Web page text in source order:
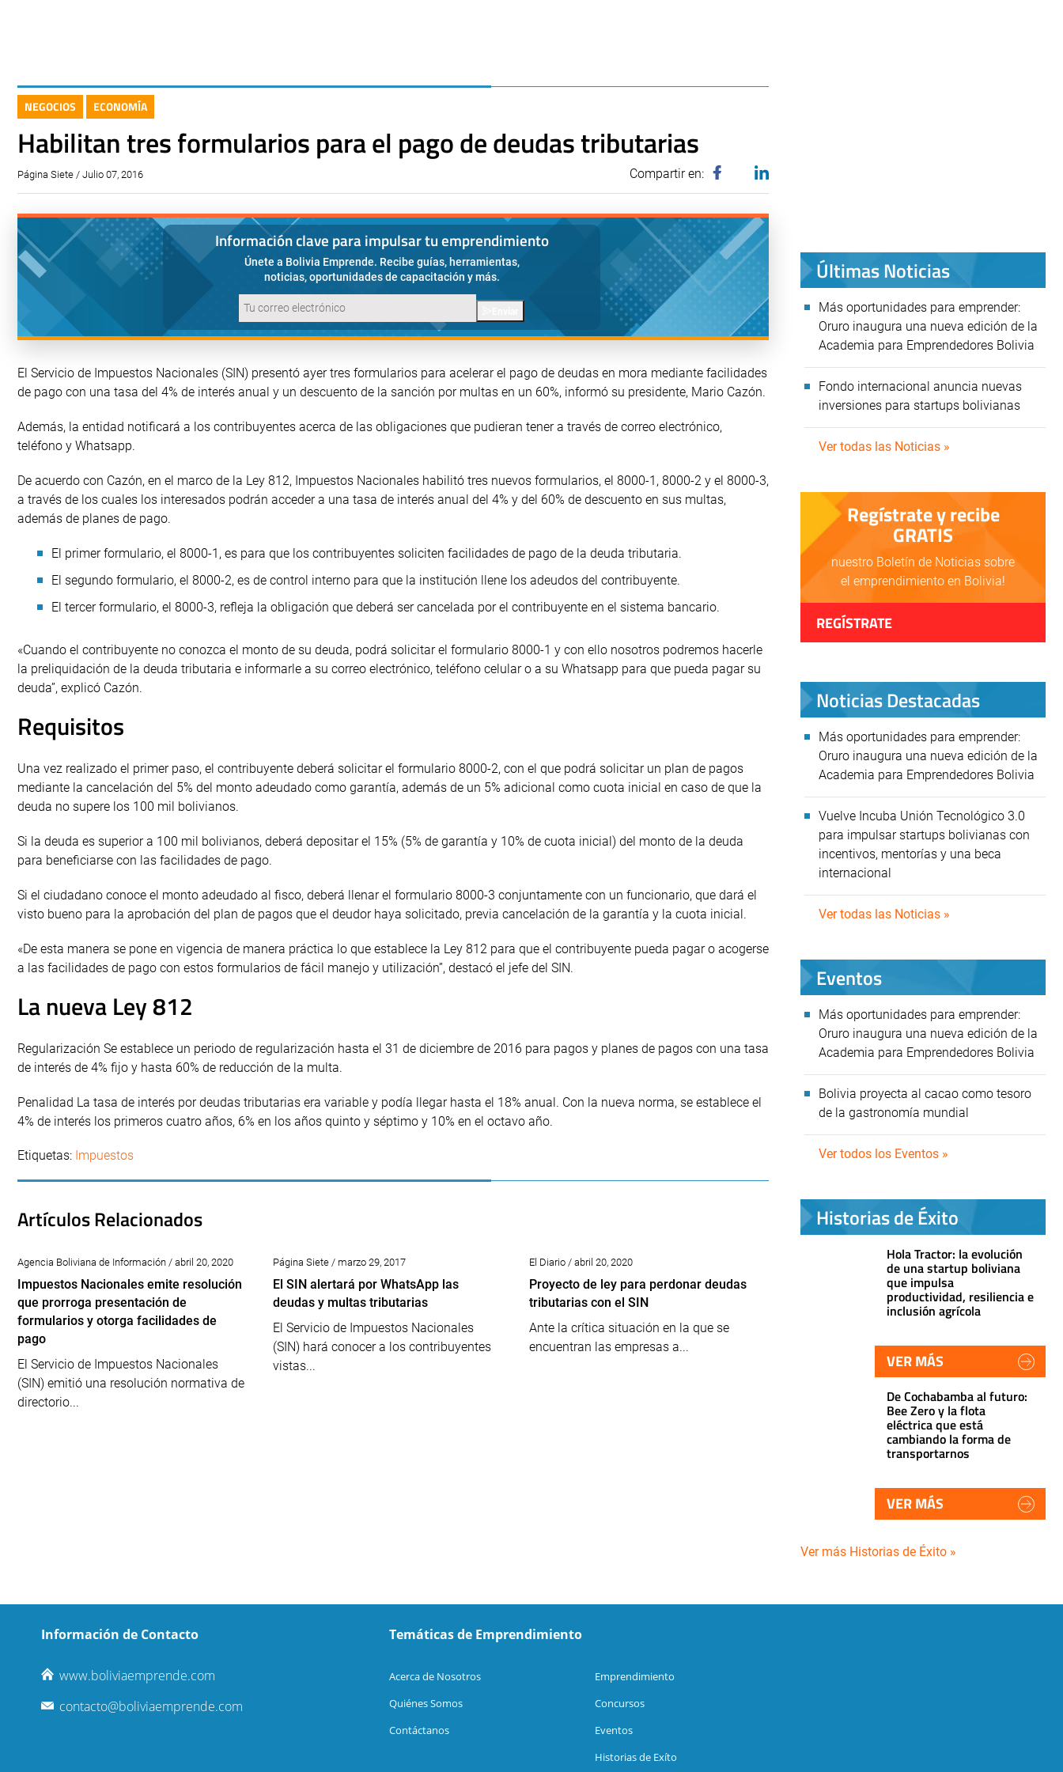
NEGOCIOS ECONOMÍA
Habilitan tres formularios para el pago de deudas tributarias
Página Siete / Julio 07, 2016 Compartir en:
Información clave para impulsar tu emprendimiento
Únete a Bolivia Emprende. Recibe guías, herramientas,
noticias, oportunidades de capacitación y más.
El Servicio de Impuestos Nacionales (SIN) presentó ayer tres formularios para acelerar el pago de deudas en mora mediante facilidades
de pago con una tasa del 4% de interés anual y un descuento de la sanción por multas en un 60%, informó su presidente, Mario Cazón.
Además, la entidad notificará a los contribuyentes acerca de las obligaciones que pudieran tener a través de correo electrónico,
teléfono y Whatsapp.
De acuerdo con Cazón, en el marco de la Ley 812, Impuestos Nacionales habilitó tres nuevos formularios, el 8000-1, 8000-2 y el 8000-3,
a través de los cuales los interesados podrán acceder a una tasa de interés anual del 4% y del 60% de descuento en sus multas,
además de planes de pago.
El primer formulario, el 8000-1, es para que los contribuyentes soliciten facilidades de pago de la deuda tributaria.
El segundo formulario, el 8000-2, es de control interno para que la institución llene los adeudos del contribuyente.
El tercer formulario, el 8000-3, refleja la obligación que deberá ser cancelada por el contribuyente en el sistema bancario.
«Cuando el contribuyente no conozca el monto de su deuda, podrá solicitar el formulario 8000-1 y con ello nosotros podremos hacerle
la preliquidación de la deuda tributaria e informarle a su correo electrónico, teléfono celular o a su Whatsapp para que pueda pagar su
deuda”, explicó Cazón.
Requisitos
Una vez realizado el primer paso, el contribuyente deberá solicitar el formulario 8000-2, con el que podrá solicitar un plan de pagos
mediante la cancelación del 5% del monto adeudado como garantía, además de un 5% adicional como cuota inicial en caso de que la
deuda no supere los 100 mil bolivianos.
Si la deuda es superior a 100 mil bolivianos, deberá depositar el 15% (5% de garantía y 10% de cuota inicial) del monto de la deuda
para beneficiarse con las facilidades de pago.
Si el ciudadano conoce el monto adeudado al fisco, deberá llenar el formulario 8000-3 conjuntamente con un funcionario, que dará el
visto bueno para la aprobación del plan de pagos que el deudor haya solicitado, previa cancelación de la garantía y la cuota inicial.
«De esta manera se pone en vigencia de manera práctica lo que establece la Ley 812 para que el contribuyente pueda pagar o acogerse
a las facilidades de pago con estos formularios de fácil manejo y utilización”, destacó el jefe del SIN.
La nueva Ley 812
Regularización Se establece un periodo de regularización hasta el 31 de diciembre de 2016 para pagos y planes de pagos con una tasa
de interés de 4% fijo y hasta 60% de reducción de la multa.
Penalidad La tasa de interés por deudas tributarias era variable y podía llegar hasta el 18% anual. Con la nueva norma, se establece el
4% de interés los primeros cuatro años, 6% en los años quinto y séptimo y 10% en el octavo año.
Etiquetas: Impuestos
Artículos Relacionados
Agencia Boliviana de Información / abril 20, 2020
Impuestos Nacionales emite resolución
que prorroga presentación de
formularios y otorga facilidades de
pago
El Servicio de Impuestos Nacionales
(SIN) emitió una resolución normativa de
directorio...
Página Siete / marzo 29, 2017
El SIN alertará por WhatsApp las
deudas y multas tributarias
El Servicio de Impuestos Nacionales
(SIN) hará conocer a los contribuyentes
vistas...
El Diario / abril 20, 2020
Proyecto de ley para perdonar deudas
tributarias con el SIN
Ante la crítica situación en la que se
encuentran las empresas a...
Últimas Noticias
Más oportunidades para emprender:
Oruro inaugura una nueva edición de la
Academia para Emprendedores Bolivia
Fondo internacional anuncia nuevas
inversiones para startups bolivianas
Ver todas las Noticias »
Regístrate y recibe
GRATIS
nuestro Boletín de Noticias sobre
el emprendimiento en Bolivia!
REGÍSTRATE
Noticias Destacadas
Más oportunidades para emprender:
Oruro inaugura una nueva edición de la
Academia para Emprendedores Bolivia
Vuelve Incuba Unión Tecnológico 3.0
para impulsar startups bolivianas con
incentivos, mentorías y una beca
internacional
Ver todas las Noticias »
Eventos
Más oportunidades para emprender:
Oruro inaugura una nueva edición de la
Academia para Emprendedores Bolivia
Bolivia proyecta al cacao como tesoro
de la gastronomía mundial
Ver todos los Eventos »
Historias de Éxito
Hola Tractor: la evolución
de una startup boliviana
que impulsa
productividad, resiliencia e
inclusión agrícola
VER MÁS
De Cochabamba al futuro:
Bee Zero y la flota
eléctrica que está
cambiando la forma de
transportarnos
VER MÁS
Ver más Historias de Éxito »
Información de Contacto
www.boliviaemprende.com
contacto@boliviaemprende.com
Temáticas de Emprendimiento
Acerca de Nosotros
Quiénes Somos
Contáctanos
Emprendimiento
Concursos
Eventos
Historias de Exíto